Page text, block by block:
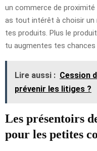
un commerce de
as tout intérêt à choisir un
tes produits. Plus le
tu augmentes tes chances
Lire aussi : Cession
prévenir les litiges ?
Les présentoirs
pour les petites